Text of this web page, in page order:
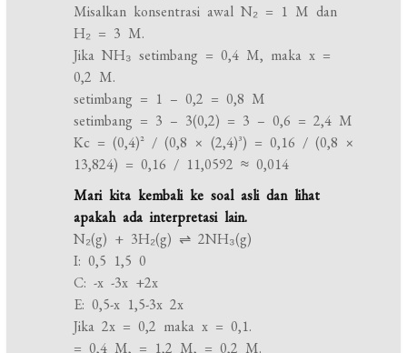
Misalkan konsentrasi awal N₂ = 1 M dan
H₂ = 3 M.
Jika NH₃ setimbang = 0,4 M, maka x =
0,2 M.
setimbang = 1 – 0,2 = 0,8 M
setimbang = 3 – 3(0,2) = 3 – 0,6 = 2,4 M
Kc = (0,4)² / (0,8 × (2,4)³) = 0,16 / (0,8 ×
13,824) = 0,16 / 11,0592 ≈ 0,014
Mari kita kembali ke soal asli dan lihat
apakah ada interpretasi lain.
N₂(g) + 3H₂(g) ⇌ 2NH₃(g)
I: 0,5 1,5 0
C: -x -3x +2x
E: 0,5-x 1,5-3x 2x
Jika 2x = 0,2 maka x = 0,1.
= 0,4 M, = 1,2 M, = 0,2 M.